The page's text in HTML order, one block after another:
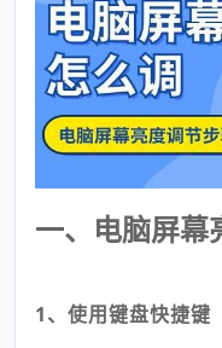
一、电脑屏幕
1、使用键盘快捷键